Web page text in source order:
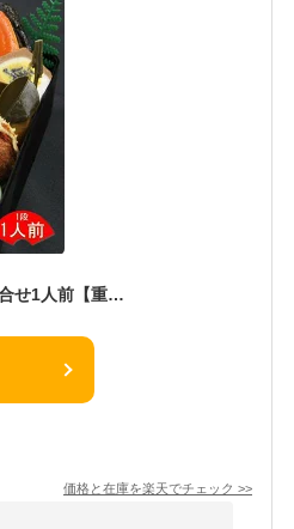
【おせち料理】かに付★長寿海鮮おせち料理詰合せ1人前【重箱1段】【全30品目以上】佳松苑はなれ櫂おせちセット【冷凍】ずわいがに・セコガニ・あわび付・【長寿おせち料理】【海鮮おせち】【料亭おせち】【カニ入り おせち】【蟹入り】【佳松苑 おせち2026】
価格と在庫を楽天でチェック >>